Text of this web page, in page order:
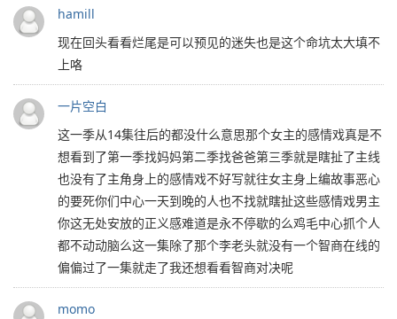
hamill
现在回头看看烂尾是可以预见的迷失也是这个命坑太大填不
上咯
一片空白
这一季从14集往后的都没什么意思那个女主的感情戏真是不
想看到了第一季找妈妈第二季找爸爸第三季就是瞎扯了主线
也没有了主角身上的感情戏不好写就往女主身上编故事恶心
的要死你们中心一天到晚的人也不找就瞎扯这些感情戏男主
你这无处安放的正义感难道是永不停歇的么鸡毛中心抓个人
都不动动脑么这一集除了那个李老头就没有一个智商在线的
偏偏过了一集就走了我还想看看智商对决呢
momo